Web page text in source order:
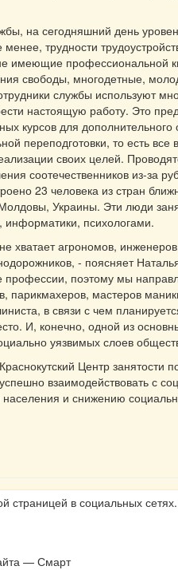
на сегодняшний день
трудности
имеющие профессиональной
свободы, многодетные,
службы используют
настоящую работу. Это
курсов для
переподготовки, то есть все
своих целей.
соотечественников из-за
23 человека из стран
Украины. Эти люди
информатики, психологами.
хватает агрономов,
- поясняет
профессии, поэтому мы
парикмахеров, мастеров
в связи с чем
И, конечно, одной из
уязвимых слоев
Центр занятости
взаимодействовать с
и снижению
страницей в социальных сетях.
— Смарт